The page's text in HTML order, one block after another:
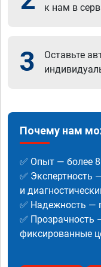
к нам в
3
Оставьте
Почему нам
✅ Опыт — более
✅
и
✅ Надежность —
✅ Прозрачность
фиксированные